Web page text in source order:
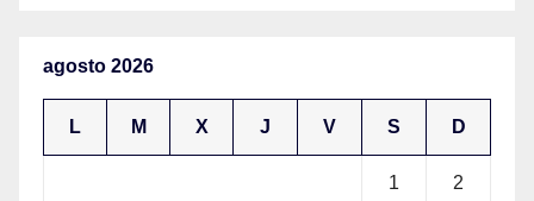
agosto 2026
L M X J V S D
1 2